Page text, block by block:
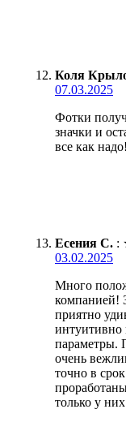
Коля
07.03.2025
Фотки
значки и
все как надо!
Есения С. :
03.02.2025
Много
компанией!
приятно
интуитивно
параметры.
очень
точно в
только у